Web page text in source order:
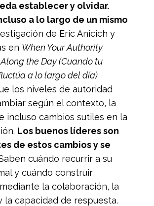
establecer y olvidar.
a lo largo de un mismo
de Eric Anicich y
en When Your Authority
the Day (Cuando tu
a lo largo del día)
los niveles de autoridad
según el contexto, la
incluso cambios sutiles en la
Los buenos líderes son
de estos cambios y se
cuándo recurrir a su
y cuándo construir
la colaboración, la
la capacidad de respuesta.